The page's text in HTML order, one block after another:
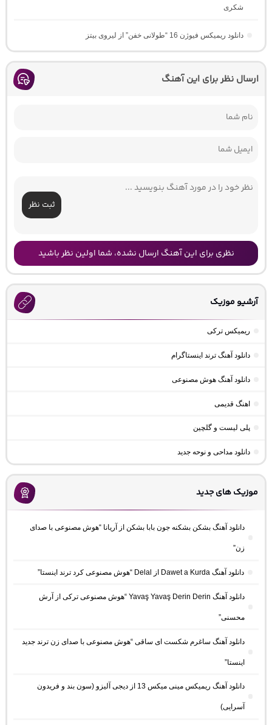
شکری
دانلود ریمیکس فیوژن 16 “طولانی خفن” از لیروی بیتز
ارسال نظر برای این آهنگ
ثبت نظر
نظری برای این آهنگ ارسال نشده، شما اولین نظر باشید
آرشیو موزیک
ریمیکس ترکی
دانلود آهنگ ترند اینستاگرام
دانلود آهنگ هوش مصنوعی
اهنگ قدیمی
پلی لیست و گلچین
دانلود مداحی و نوحه جدید
موزیک های جدید
دانلود آهنگ بشکن بشکنه جون بابا بشکن از آریانا “هوش مصنوعی با صدای
زن”
دانلود آهنگ Dawet a Kurda از Delal “هوش مصنوعی کرد ترند اینستا”
دانلود آهنگ Yavaş Yavaş Derin Derin “هوش مصنوعی ترکی از آرش
محسنی”
دانلود آهنگ ساغرم شکست ای ساقی “هوش مصنوعی با صدای زن ترند جدید
اینستا”
دانلود آهنگ ریمیکس مینی میکس 13 از دیجی آلیزو (سون بند و فریدون
آسرایی)